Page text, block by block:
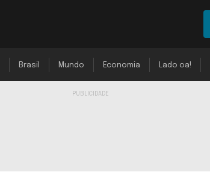
Brasil Mundo Economia Lado oa!